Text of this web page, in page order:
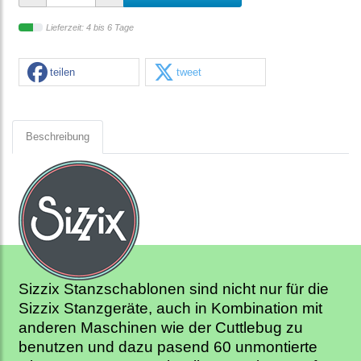
Lieferzeit: 4 bis 6 Tage
teilen tweet
Beschreibung
Sizzix Stanzschablonen sind nicht nur für die
Sizzix Stanzgeräte, auch in Kombination mit
anderen Maschinen wie der Cuttlebug zu
benutzen und dazu pasend 60 unmontierte